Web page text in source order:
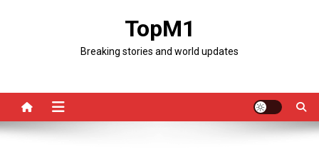
TopM1
Breaking stories and world updates